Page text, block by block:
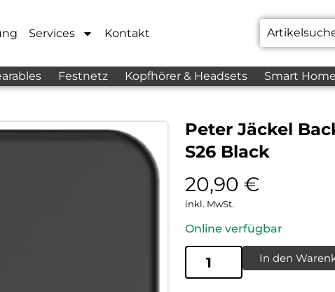
Services Kontakt
Festnetz Kopfhörer & Headsets Smart
Peter Jäckel
S26 Black
20,90 €
inkl. MwSt.
Online verfügbar
In den